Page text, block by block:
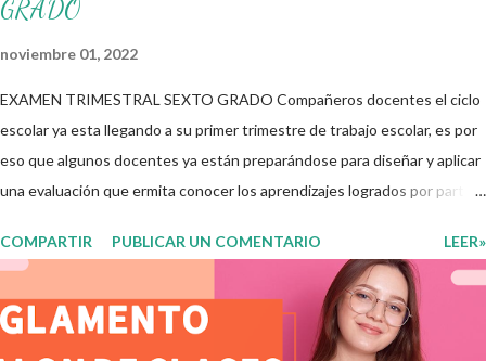
GRADO
noviembre 01, 2022
EXAMEN TRIMESTRAL SEXTO GRADO Compañeros docentes el ciclo
escolar ya esta llegando a su primer trimestre de trabajo escolar, es por
eso que algunos docentes ya están preparándose para diseñar y aplicar
una evaluación que ermita conocer los aprendizajes logrados por parte
para evaluar las diferentes asignaturas que sus alumnos cursaron
durante este ciclo escolar, permitiendo obtener un mayor panorama de
los aprendizajes claves que sus nuevos aprendientes ya lograron
alcanzar y de aquellos que aun necesitan consolidar. Esto con la
COMPARTIR PUBLICAR UN COMENTARIO LEER»